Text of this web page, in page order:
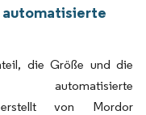
automatisierte
die Größe und die
automatisierte
erstellt von Mordor